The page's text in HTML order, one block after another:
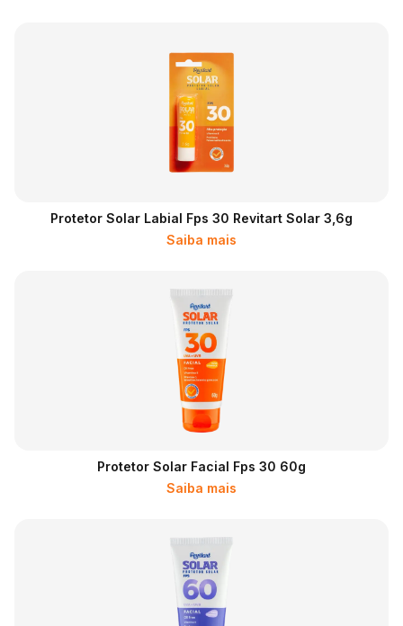
Protetor Solar Labial Fps 30 Revitart Solar 3,6g
Saiba mais
Protetor Solar Facial Fps 30 60g
Saiba mais